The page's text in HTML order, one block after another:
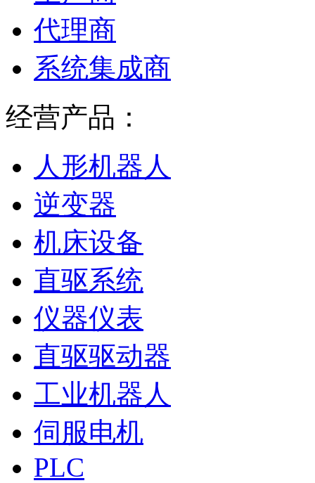
代理商
系统集成商
经营产品：
人形机器人
逆变器
机床设备
直驱系统
仪器仪表
直驱驱动器
工业机器人
伺服电机
PLC